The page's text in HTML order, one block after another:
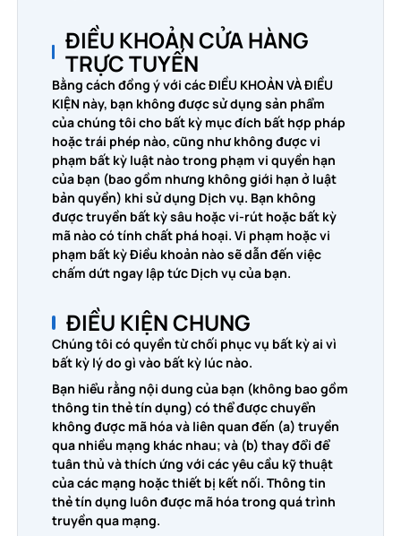
ĐIỀU KHOẢN CỬA HÀNG
TRỰC TUYẾN
Bằng cách đồng ý với các ĐIỀU KHOẢN VÀ ĐIỀU
KIỆN này, bạn không được sử dụng sản phẩm
của chúng tôi cho bất kỳ mục đích bất hợp pháp
hoặc trái phép nào, cũng như không được vi
phạm bất kỳ luật nào trong phạm vi quyền hạn
của bạn (bao gồm nhưng không giới hạn ở luật
bản quyền) khi sử dụng Dịch vụ. Bạn không
được truyền bất kỳ sâu hoặc vi-rút hoặc bất kỳ
mã nào có tính chất phá hoại. Vi phạm hoặc vi
phạm bất kỳ Điều khoản nào sẽ dẫn đến việc
chấm dứt ngay lập tức Dịch vụ của bạn.
ĐIỀU KIỆN CHUNG
Chúng tôi có quyền từ chối phục vụ bất kỳ ai vì
bất kỳ lý do gì vào bất kỳ lúc nào.
Bạn hiểu rằng nội dung của bạn (không bao gồm
thông tin thẻ tín dụng) có thể được chuyển
không được mã hóa và liên quan đến (a) truyền
qua nhiều mạng khác nhau; và (b) thay đổi để
tuân thủ và thích ứng với các yêu cầu kỹ thuật
của các mạng hoặc thiết bị kết nối. Thông tin
thẻ tín dụng luôn được mã hóa trong quá trình
truyền qua mạng.